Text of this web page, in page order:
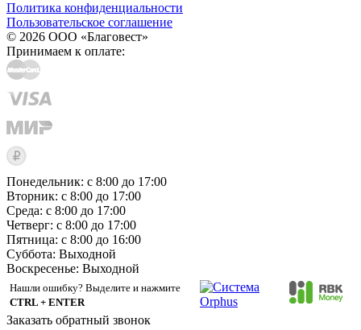
Политика конфиденциальности
Пользовательское соглашение
© 2026 ООО «Благовест»
Принимаем к оплате:
Понедельник: с 8:00 до 17:00
Вторник: с 8:00 до 17:00
Среда: с 8:00 до 17:00
Четверг: с 8:00 до 17:00
Пятница: с 8:00 до 16:00
Суббота: Выходной
Воскресенье: Выходной
Нашли ошибку? Выделите и нажмите
CTRL + ENTER
Заказать обратный звонок